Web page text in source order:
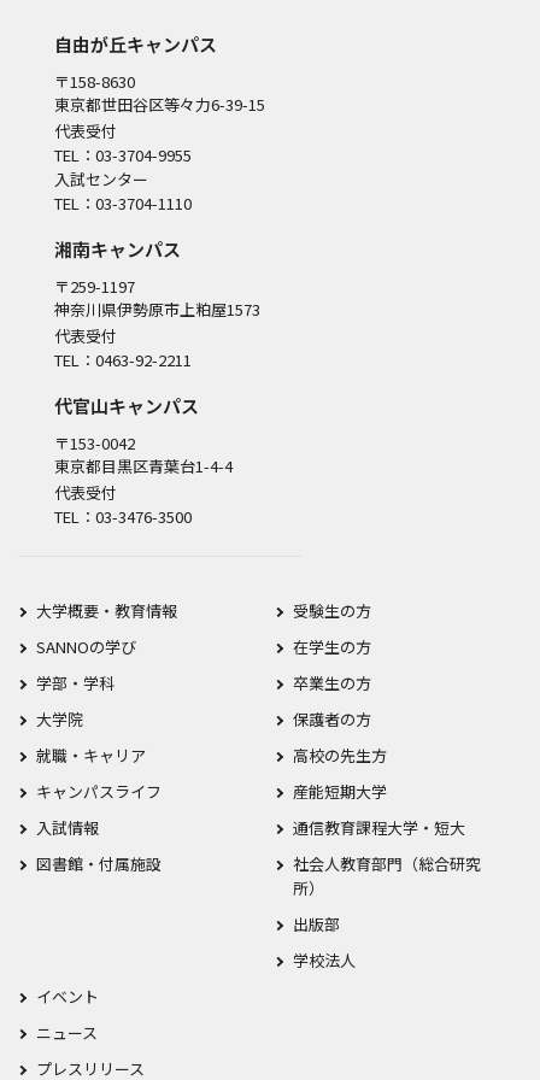
自由が丘キャンパス
〒158-8630
東京都世田谷区等々力6-39-15
代表受付
TEL：03-3704-9955
入試センター
TEL：03-3704-1110
湘南キャンパス
〒259-1197
神奈川県伊勢原市上粕屋1573
代表受付
TEL：0463-92-2211
代官山キャンパス
〒153-0042
東京都目黒区青葉台1-4-4
代表受付
TEL：03-3476-3500
大学概要・教育情報
SANNOの学び
学部・学科
大学院
就職・キャリア
キャンパスライフ
入試情報
図書館・付属施設
受験生の方
在学生の方
卒業生の方
保護者の方
高校の先生方
産能短期大学
通信教育課程大学・短大
社会人教育部門（総合研究
所）
出版部
学校法人
イベント
ニュース
プレスリリース